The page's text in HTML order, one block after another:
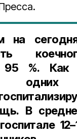
на
95 %.
одних
В